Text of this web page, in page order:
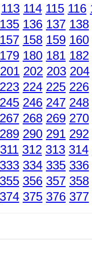
113 114 115 116
135 136 137 138
157 158 159 160
179 180 181 182
201 202 203 204
223 224 225 226
245 246 247 248
267 268 269 270
289 290 291 292
311 312 313 314
333 334 335 336
355 356 357 358
374 375 376 377